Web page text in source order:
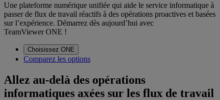
Une plateforme numérique unifiée qui aide le service informatique à
passer de flux de travail réactifs à des opérations proactives et basées
sur l’expérience. Démarrez dès aujourd’hui avec
TeamViewer ONE !
Choisissez ONE
Comparez les options
Allez au-delà des opérations
informatiques axées sur les flux de travail